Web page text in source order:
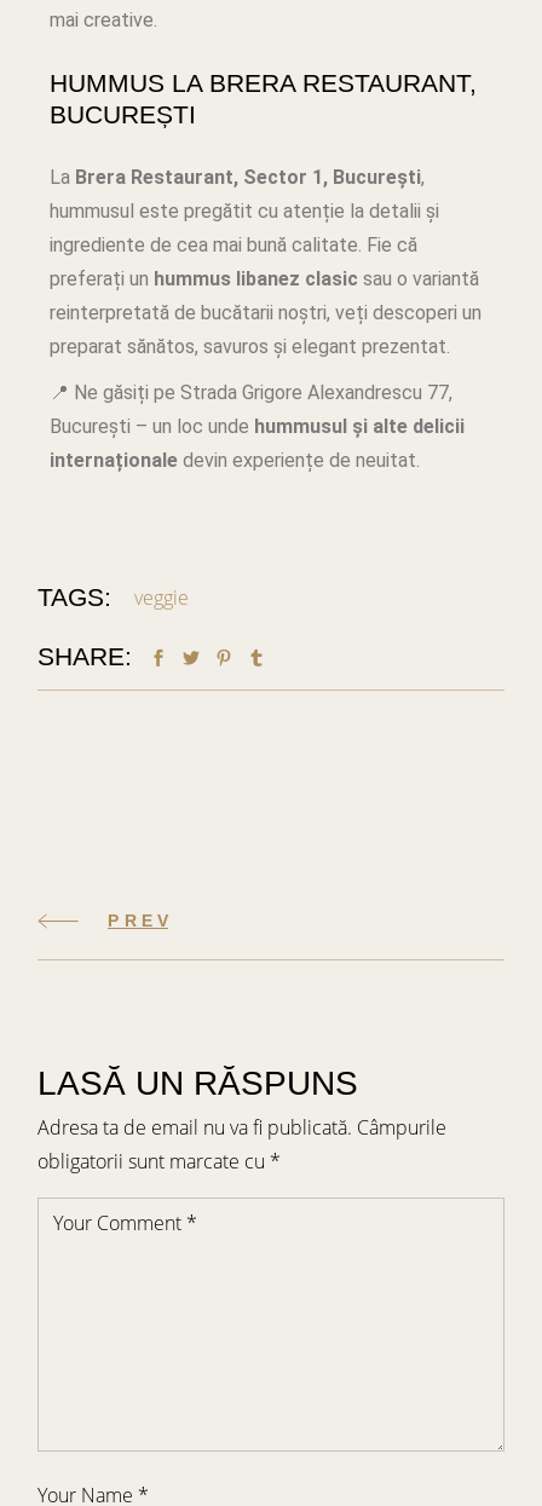
mai creative.
HUMMUS LA BRERA RESTAURANT,
BUCUREȘTI
La Brera Restaurant, Sector 1, București,
hummusul este pregătit cu atenție la detalii și
ingrediente de cea mai bună calitate. Fie că
preferați un hummus libanez clasic sau o variantă
reinterpretată de bucătarii noștri, veți descoperi un
preparat sănătos, savuros și elegant prezentat.
📍 Ne găsiți pe Strada Grigore Alexandrescu 77,
București – un loc unde hummusul și alte delicii
internaționale devin experiențe de neuitat.
TAGS: veggie
SHARE:
PREV
LASĂ UN RĂSPUNS
Adresa ta de email nu va fi publicată. Câmpurile
obligatorii sunt marcate cu *